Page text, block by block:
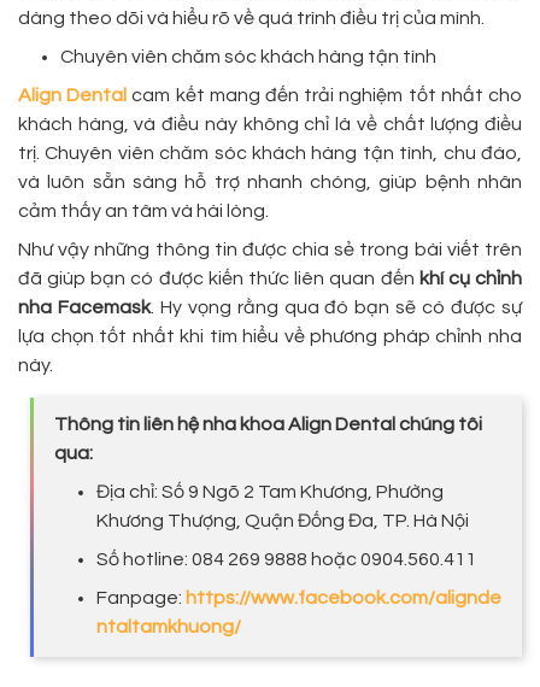
dàng theo dõi và hiểu rõ về quá trình điều trị của mình.
Chuyên viên chăm sóc khách hàng tận tình
Align Dental cam kết mang đến trải nghiệm tốt nhất cho
khách hàng, và điều này không chỉ là về chất lượng điều
trị. Chuyên viên chăm sóc khách hàng tận tình, chu đáo,
và luôn sẵn sàng hỗ trợ nhanh chóng, giúp bệnh nhân
cảm thấy an tâm và hài lòng.
Như vậy những thông tin được chia sẻ trong bài viết trên
đã giúp bạn có được kiến thức liên quan đến khí cụ chỉnh
nha Facemask. Hy vọng rằng qua đó bạn sẽ có được sự
lựa chọn tốt nhất khi tìm hiểu về phương pháp chỉnh nha
này.
Thông tin liên hệ nha khoa Align Dental chúng tôi
qua:
Địa chỉ: Số 9 Ngõ 2 Tam Khương, Phường
Khương Thượng, Quận Đống Đa, TP. Hà Nội
Số hotline: 084 269 9888 hoặc 0904.560.411
Fanpage: https://www.facebook.com/alignde
ntaltamkhuong/